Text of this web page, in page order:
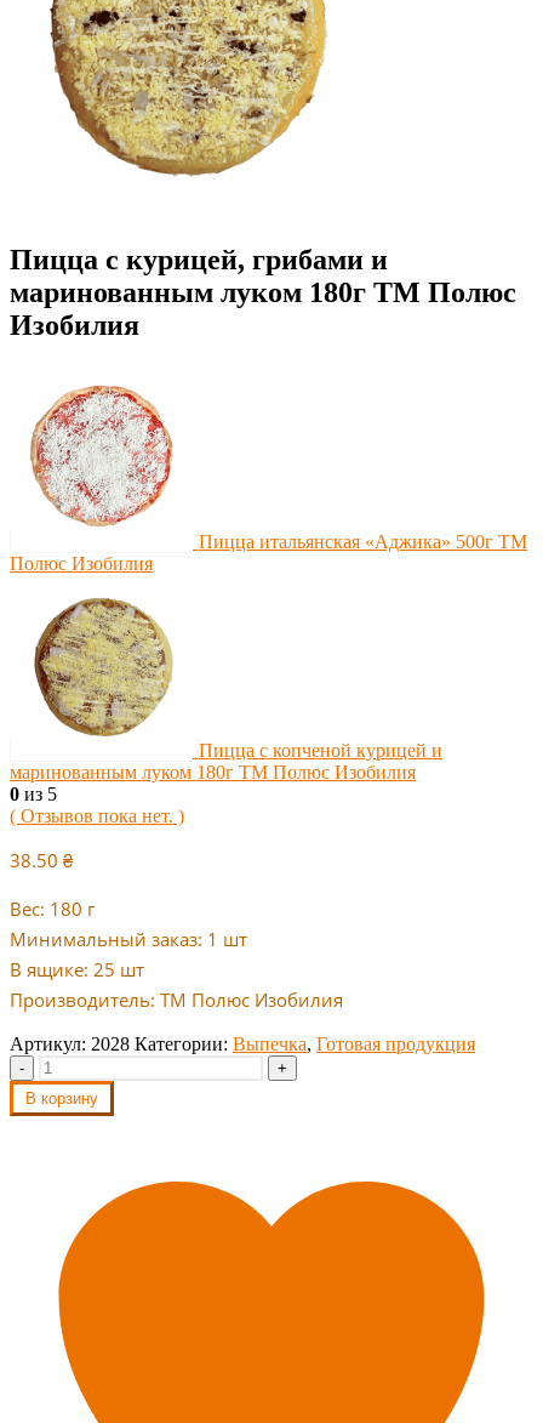
Пицца с курицей, грибами и
маринованным луком 180г ТМ Полюс
Изобилия
Пицца итальянская «Аджика» 500г ТМ
Полюс Изобилия
Пицца с копченой курицей и
маринованным луком 180г ТМ Полюс Изобилия
0 из 5
( Отзывов пока нет. )
38.50 ₴
Вес: 180 г
Минимальный заказ: 1 шт
В ящике: 25 шт
Производитель: ТМ Полюс Изобилия
Артикул: 2028 Категории: Выпечка, Готовая продукция
-
+
В корзину